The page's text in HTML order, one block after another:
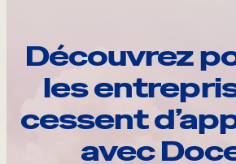
Découvrez
les
cessent
avec